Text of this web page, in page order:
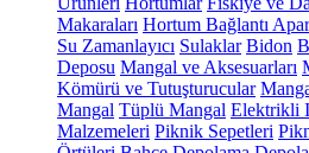
Makaraları Hortum Bağlantı
Su Zamanlayıcı Sulaklar Bidon
Deposu Mangal ve Aksesuarları
Kömürü ve Tutuşturucular
Mangal Tüplü Mangal Elektrikli
Malzemeleri Piknik Sepetleri